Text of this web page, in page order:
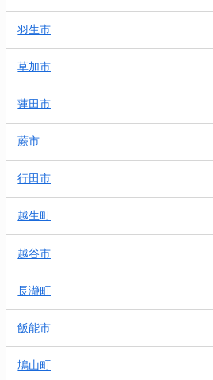
羽生市
草加市
蓮田市
蕨市
行田市
越生町
越谷市
長瀞町
飯能市
鳩山町